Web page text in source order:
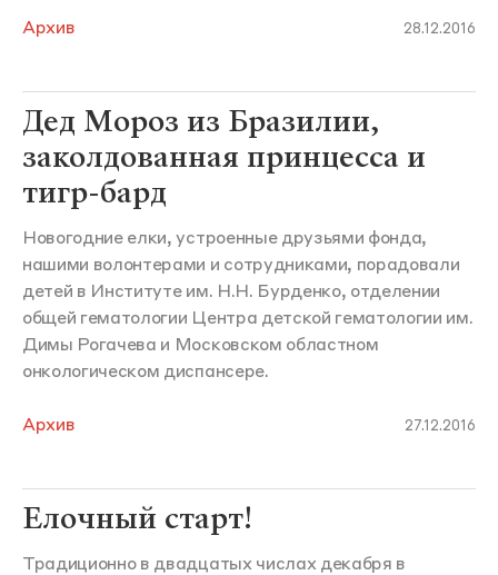
Архив 28.12.2016
Дед Мороз из Бразилии,
заколдованная принцесса и
тигр-бард
Новогодние елки, устроенные друзьями фонда,
нашими волонтерами и сотрудниками, порадовали
детей в Институте им. Н.Н. Бурденко, отделении
общей гематологии Центра детской гематологии им.
Димы Рогачева и Московском областном
онкологическом диспансере.
Архив 27.12.2016
Елочный старт!
Традиционно в двадцатых числах декабря в